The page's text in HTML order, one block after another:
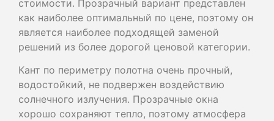
стоимости. Прозрачный вариант представлен
как наиболее оптимальный по цене, поэтому он
является наиболее подходящей заменой
решений из более дорогой ценовой категории.
Кант по периметру полотна очень прочный,
водостойкий, не подвержен воздействию
солнечного излучения. Прозрачные окна
хорошо сохраняют тепло, поэтому атмосфера